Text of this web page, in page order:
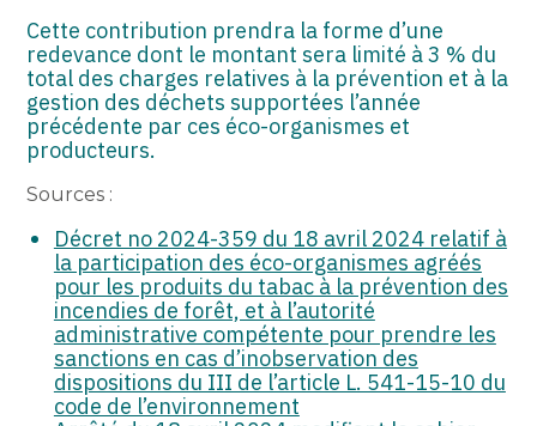
Cette contribution prendra la forme d’une
redevance dont le montant sera limité à 3 % du
total des charges relatives à la prévention et à la
gestion des déchets supportées l’année
précédente par ces éco-organismes et
producteurs.
Sources :
Décret no 2024-359 du 18 avril 2024 relatif à
la participation des éco-organismes agréés
pour les produits du tabac à la prévention des
incendies de forêt, et à l’autorité
administrative compétente pour prendre les
sanctions en cas d’inobservation des
dispositions du III de l’article L. 541-15-10 du
code de l’environnement